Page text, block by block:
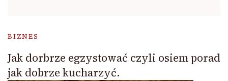
BIZNES
Jak dorbrze egzystować czyli osiem porad
jak dobrze kucharzyć.